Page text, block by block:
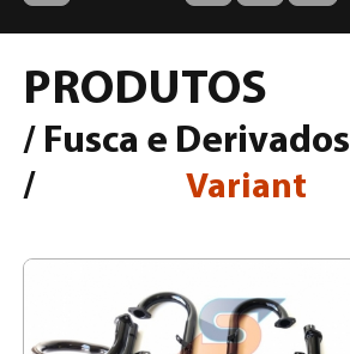
PRODUTOS
/ Fusca e Derivados
/
Variant